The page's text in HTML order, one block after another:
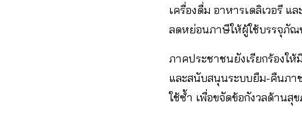
เครื่องดื่ม อาหารเดลิเวอรี แ
ลดหย่อนภาษีให้ผู้ใช้บรรจุภัณ
ภาคประชาชนยังเรียกร้องใ
และสนับสนุนระบบยืม-คืนภา
ใช้ซ้ำ เพื่อขจัดข้อกังวลด้านสุ